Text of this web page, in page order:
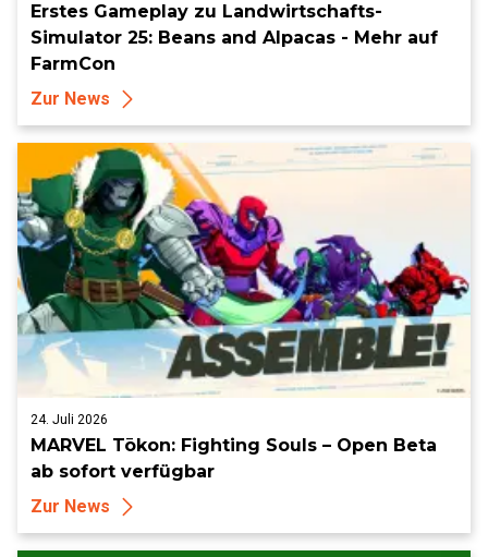
Erstes Gameplay zu Landwirtschafts-
Simulator 25: Beans and Alpacas - Mehr auf
FarmCon
Zur News
24. Juli 2026
MARVEL Tōkon: Fighting Souls – Open Beta
ab sofort verfügbar
Zur News